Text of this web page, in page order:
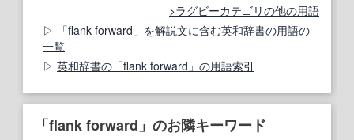
ラグビーカテゴリの他の用語
「flank forward」を解説文に含む英和辞書の用語の
一覧
英和辞書の「flank forward」の用語索引
「flank forward」のお隣キーワード